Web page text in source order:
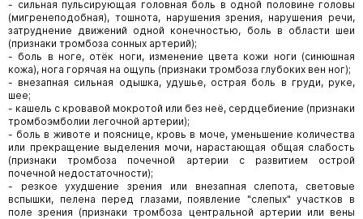
- сильная пульсирующая головная боль в одной половине головы
(мигренеподобная), тошнота, нарушения зрения, нарушения речи,
затруднение движений одной конечностью, боль в области шеи
(признаки тромбоза сонных артерий);
- боль в ноге, отёк ноги, изменение цвета кожи ноги (синюшная
кожа), нога горячая на ощупь (признаки тромбоза глубоких вен ног);
- внезапная сильная одышка, удушье, острая боль в груди, руке,
шее;
- кашель с кровавой мокротой или без неё, сердцебиение (признаки
тромбоэмболии легочной артерии);
- боль в животе и пояснице, кровь в моче, уменьшение количества
или прекращение выделения мочи, нарастающая общая слабость
(признаки тромбоза почечной артерии с развитием острой
почечной недостаточности);
- резкое ухудшение зрения или внезапная слепота, световые
вспышки, пелена перед глазами, появление "слепых" участков в
поле зрения (признаки тромбоза центральной артерии или вены